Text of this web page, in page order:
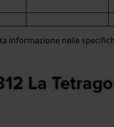
informazione nelle